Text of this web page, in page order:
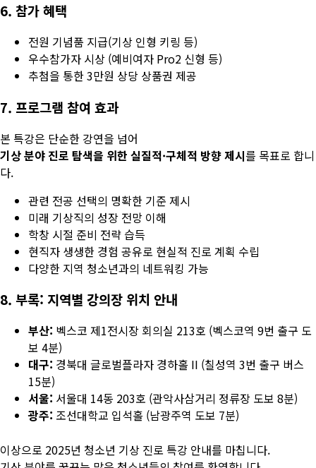
6. 참가 혜택
전원 기념품 지급(기상 인형 키링 등)
우수참가자 시상 (예비여자 Pro2 신형 등)
추첨을 통한 3만원 상당 상품권 제공
7. 프로그램 참여 효과
본 특강은 단순한 강연을 넘어
기상 분야 진로 탐색을 위한 실질적·구체적 방향 제시를 목표로 합니
다.
관련 전공 선택의 명확한 기준 제시
미래 기상직의 성장 전망 이해
학창 시절 준비 전략 습득
현직자 생생한 경험 공유로 현실적 진로 계획 수립
다양한 지역 청소년과의 네트워킹 가능
8. 부록: 지역별 강의장 위치 안내
부산: 벡스코 제1전시장 회의실 213호 (벡스코역 9번 출구 도
보 4분)
대구: 경북대 글로벌플라자 경하홀 II (칠성역 3번 출구 버스
15분)
서울: 서울대 14동 203호 (관악사삼거리 정류장 도보 8분)
광주: 조선대학교 입석홀 (남광주역 도보 7분)
이상으로 2025년 청소년 기상 진로 특강 안내를 마칩니다.